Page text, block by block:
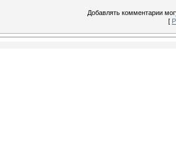
Добавлять комментарии
[